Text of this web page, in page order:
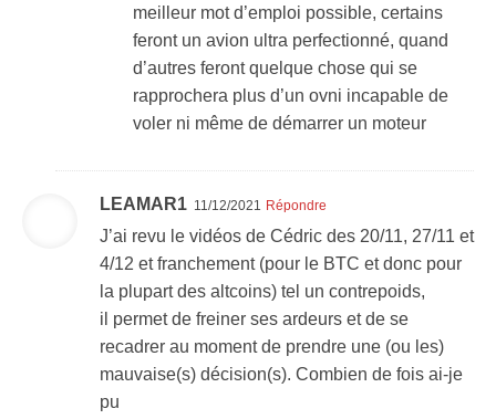
meilleur mot d’emploi possible, certains
feront un avion ultra perfectionné, quand
d’autres feront quelque chose qui se
rapprochera plus d’un ovni incapable de
voler ni même de démarrer un moteur
LEAMAR1 11/12/2021 Répondre
J’ai revu le vidéos de Cédric des 20/11, 27/11 et
4/12 et franchement (pour le BTC et donc pour
la plupart des altcoins) tel un contrepoids,
il permet de freiner ses ardeurs et de se
recadrer au moment de prendre une (ou les)
mauvaise(s) décision(s). Combien de fois ai-je
pu